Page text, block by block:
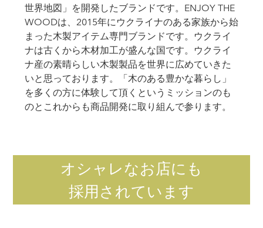
世界地図」を開発したブランドです。ENJOY THE
WOODは、2015年にウクライナのある家族から始
まった木製アイテム専門ブランドです。ウクライ
ナは古くから木材加工が盛んな国です。ウクライ
ナ産の素晴らしい木製製品を世界に広めていきた
いと思っております。「木のある豊かな暮らし」
を多くの方に体験して頂くというミッションのも
のとこれからも商品開発に取り組んで参ります。
オシャレなお店にも
採用されています